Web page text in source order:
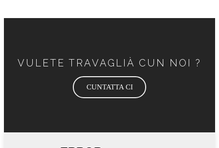
VULETE TRAVAGLIÀ CUN NOI ?
CUNTATTA CI